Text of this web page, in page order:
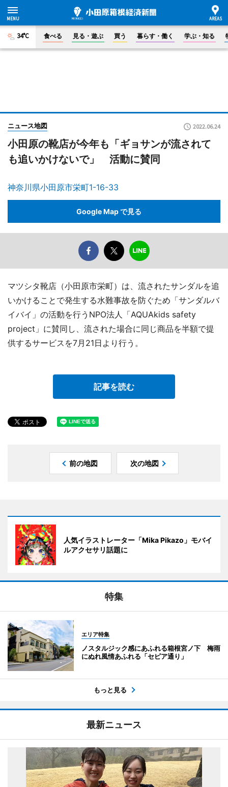
34°C 食べる 見る・遊ぶ 買う 暮らす・働く 学ぶ・知る
ニュース地図 2022.06.24
小田原の靴店が今年も「ギョサンが流されて
も追いかけないで」 活動に賛同
神奈川県小田原市栄町1-16-33
Google Map で見る
マツシタ靴店（小田原市栄町）は、流されたサンダルを追
いかけることで発生する水難事故を防ぐため「サンダルバ
イバイ」の活動を行うNPO法人「AQUAkids safety
project」に賛同し、流された場合に同じ商品を半額で提
供するサービスを7月21日より行う。
記事を読む
前の地図 次の地図
人気イラストレーター「Mika Pikazo」モバイ
ルアクセサリ話題に
特集
エリア特集
ノスタルジック感にあふれる箱根宮ノ下 梅雨
にぬれ風情あふれる「セピア通り」
もっと見る
最新ニュース